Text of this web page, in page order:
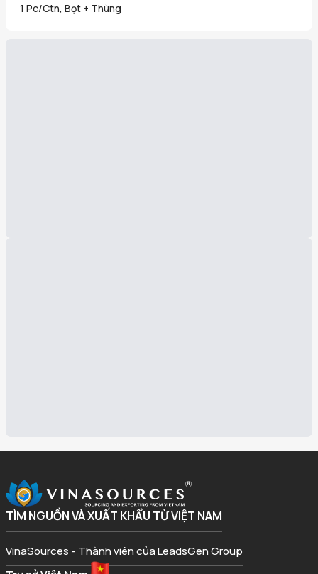
1 Pc/Ctn, Bọt + Thùng
TÌM NGUỒN VÀ XUẤT KHẨU TỪ VIỆT NAM
VinaSources - Thành viên của LeadsGen Group